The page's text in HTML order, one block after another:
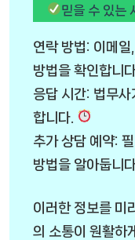
믿을 수 있는
연락 방법: 이메
방법을 확인합니
응답 시간: 법무
합니다.
추가 상담 예약:
방법을 알아둡니
이러한 정보를 미
의 소통이 원활하